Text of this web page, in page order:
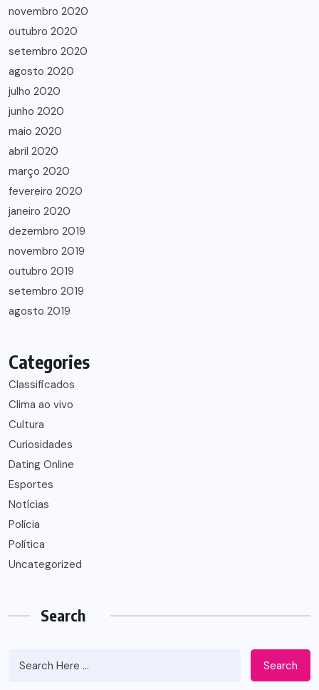
novembro 2020
outubro 2020
setembro 2020
agosto 2020
julho 2020
junho 2020
maio 2020
abril 2020
março 2020
fevereiro 2020
janeiro 2020
dezembro 2019
novembro 2019
outubro 2019
setembro 2019
agosto 2019
Categories
Classificados
Clima ao vivo
Cultura
Curiosidades
Dating Online
Esportes
Notícias
Polícia
Política
Uncategorized
Search
Search